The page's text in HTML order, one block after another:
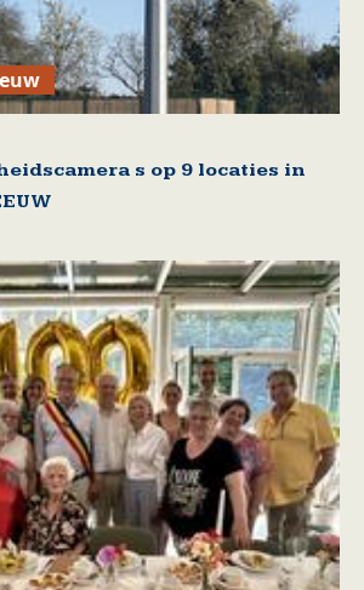
s op 9 locaties in